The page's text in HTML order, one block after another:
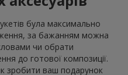
була максимально
за бажанням можна
чи обрати
до готової композиції.
зробити ваш подарунок